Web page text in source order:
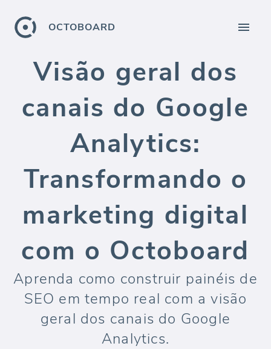
OCTOBOARD
Visão geral dos
canais do Google
Analytics:
Transformando o
marketing digital
com o Octoboard
Aprenda como construir painéis de
SEO em tempo real com a visão
geral dos canais do Google
Analytics.